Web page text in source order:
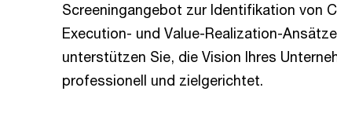
Screeningangebot zur Identifikation von
Execution- und Value-Realization-
unterstützen Sie, die Vision Ihres
professionell und zielgerichtet.